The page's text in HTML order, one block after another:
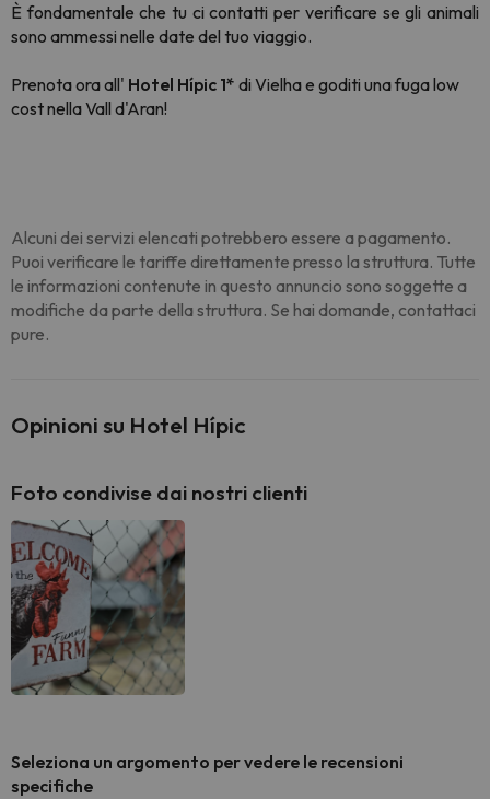
È fondamentale che tu ci contatti per verificare se gli animali
sono ammessi nelle date del tuo viaggio.
Prenota ora all' Hotel Hípic 1* di Vielha e goditi una fuga low
cost nella Vall d'Aran!
Alcuni dei servizi elencati potrebbero essere a pagamento.
Puoi verificare le tariffe direttamente presso la struttura. Tutte
le informazioni contenute in questo annuncio sono soggette a
modifiche da parte della struttura. Se hai domande, contattaci
pure.
Opinioni su Hotel Hípic
Foto condivise dai nostri clienti
Seleziona un argomento per vedere le recensioni
specifiche